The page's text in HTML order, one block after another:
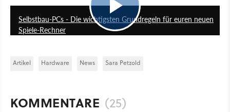
Selbstbau-PCs - Die wichtigsten Grundregeln für euren neuen
Spiele-Rechner
Artikel Hardware News Sara Petzold
KOMMENTARE (25)